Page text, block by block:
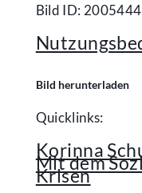
Bild ID:
Bild herunterladen
Quicklinks:
Korinna
Mit dem
Krisen